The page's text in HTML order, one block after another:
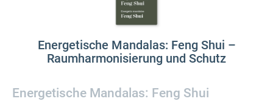
Energetische Mandalas: Feng Shui –
Raumharmonisierung und Schutz
Energetische Mandalas: Feng Shui